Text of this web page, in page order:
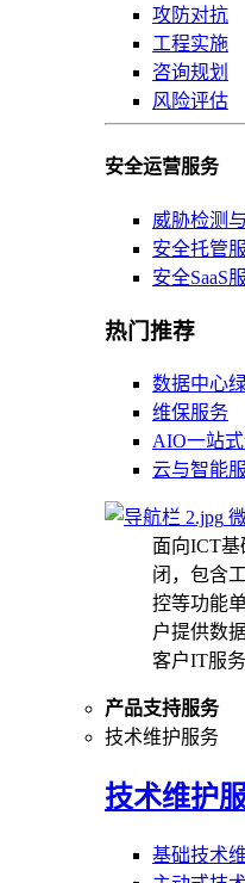
攻防对抗
工程实施
咨询规划
风险评估
安全运营服务
威胁检测
安全托管
安全SaaS
热门推荐
数据中心
维保服务
AIO一站
云与智能
面向ICT
闭，包含
控等功能
户提供数
客户IT服
产品支持服务
技术维护服务
技术维护
基础技术